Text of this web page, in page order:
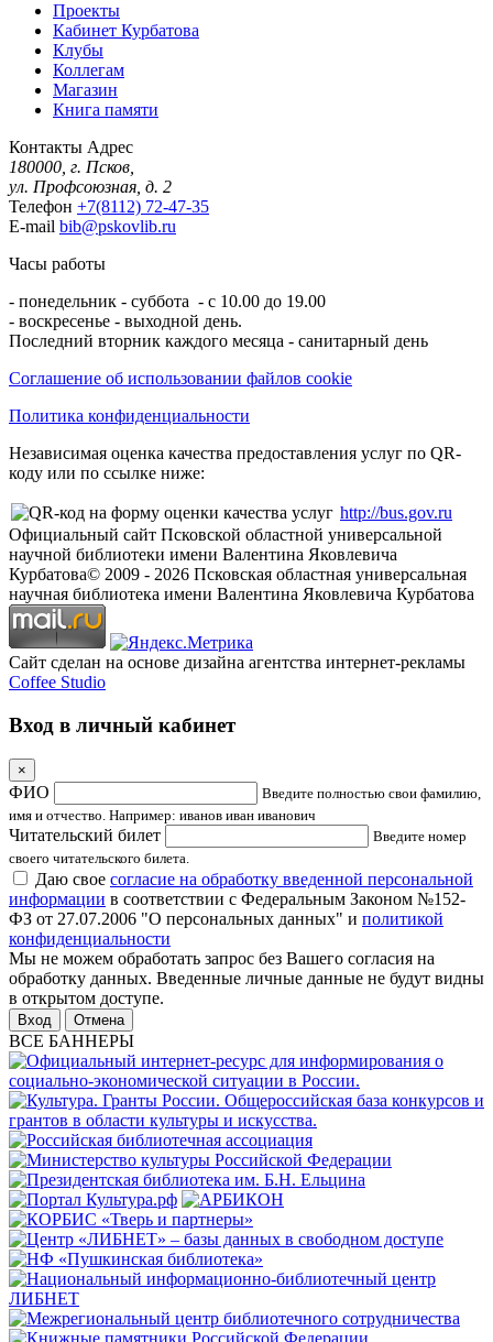
Проекты
Кабинет Курбатова
Клубы
Коллегам
Магазин
Книга памяти
Контакты Адрес
180000, г. Псков,
ул. Профсоюзная, д. 2
Телефон +7(8112) 72-47-35
E-mail bib@pskovlib.ru
Часы работы
- понедельник - суббота - с 10.00 до 19.00
- воскресенье - выходной день.
Последний вторник каждого месяца - санитарный день
Соглашение об использовании файлов cookie
Политика конфиденциальности
Независимая оценка качества предоставления услуг по QR-
коду или по ссылке ниже:
http://bus.gov.ru
Официальный сайт Псковской областной универсальной
научной библиотеки имени Валентина Яковлевича
Курбатова© 2009 - 2026 Псковская областная универсальная
научная библиотека имени Валентина Яковлевича Курбатова
Сайт сделан на основе дизайна агентства интернет-рекламы
Coffee Studio
Вход в личный кабинет
×
ФИО
Введите полностью свои фамилию,
имя и отчество. Например: иванов иван иванович
Читательский билет
Введите номер
своего читательского билета.
Даю свое согласие на обработку введенной персональной
информации в соответствии с Федеральным Законом №152-
ФЗ от 27.07.2006 "О персональных данных" и политикой
конфиденциальности
Мы не можем обработать запрос без Вашего согласия на
обработку данных. Введенные личные данные не будут видны
в открытом доступе.
Отмена
ВСЕ БАННЕРЫ